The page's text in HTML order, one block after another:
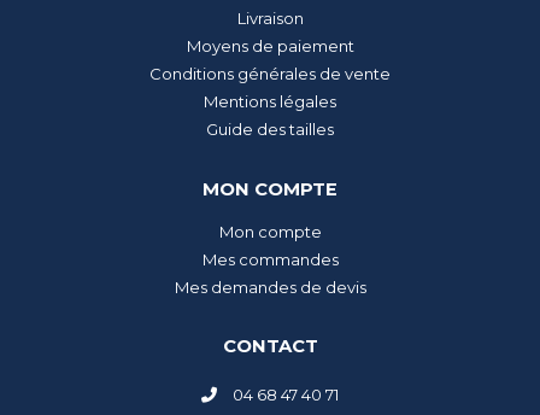
Livraison
Moyens de paiement
Conditions générales de vente
Mentions légales
Guide des tailles
MON COMPTE
Mon compte
Mes commandes
Mes demandes de devis
CONTACT
04 68 47 40 71